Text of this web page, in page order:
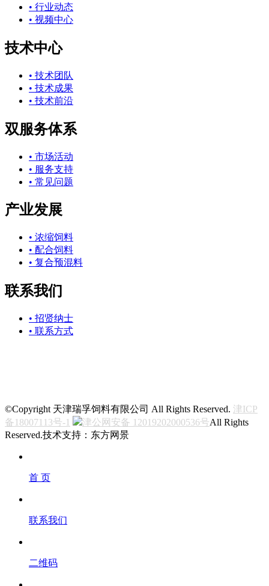
• 行业动态
• 视频中心
技术中心
• 技术团队
• 技术成果
• 技术前沿
双服务体系
• 市场活动
• 服务支持
• 常见问题
产业发展
• 浓缩饲料
• 配合饲料
• 复合预混料
联系我们
• 招贤纳士
• 联系方式
©Copyright 天津瑞孚饲料有限公司 All Rights Reserved. 津ICP
备18007113号-1
津公网安备 12019202000536号All Rights
Reserved.技术支持：东方网景
首 页
联系我们
二维码